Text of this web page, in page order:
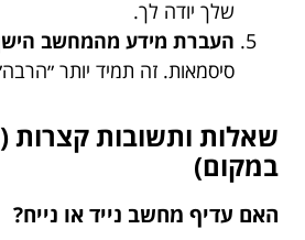
שלך יודה לך.
העברת מידע מהמחשב
סיסמאות. זה תמיד יותר
שאלות ותשובות קצרות
במקום)
האם עדיף מחשב נייד או נייח?